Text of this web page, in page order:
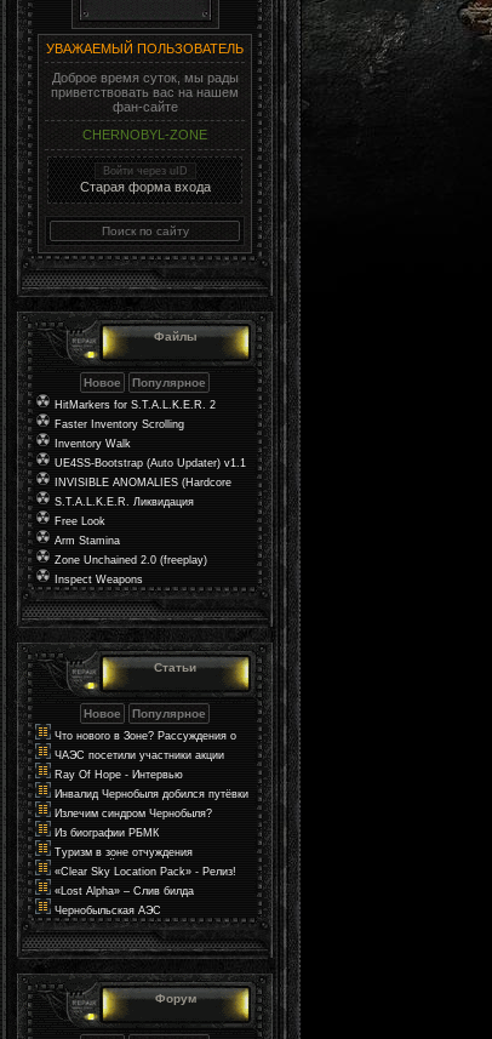
УВАЖАЕМЫЙ ПОЛЬЗОВАТЕЛЬ
Доброе время суток, мы рады
приветствовать вас на нашем
фан-сайте
CHERNOBYL-ZONE
Войти через uID
Старая форма входа
Файлы
HitMarkers for S.T.A.L.K.E.R. 2
Faster Inventory Scrolling
Inventory Walk
UE4SS-Bootstrap (Auto Updater) v1.1
INVISIBLE ANOMALIES (Hardcore
Mod)
S.T.A.L.K.E.R. Ликвидация
Free Look
Arm Stamina
Zone Unchained 2.0 (freeplay)
Inspect Weapons
Статьи
Что нового в Зоне? Рассуждения о
мире в S.T.A.L.K.E.R. 2
ЧАЭС посетили участники акции
«Поезд Единения Украины»
Ray Of Hope - Интервью
Инвалид Чернобыля добился путёвки
через прокуратуру
Излечим синдром Чернобыля?
Из биографии РБМК
Туризм в зоне отчуждения
Чернобыльской АЭС
«Clear Sky Location Pack» - Релиз!
«Lost Alpha» – Слив билда
Чернобыльская АЭС
Форум